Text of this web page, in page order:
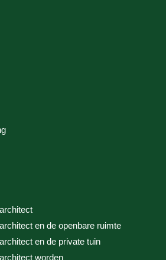
en de openbare ruimte
en de private tuin
worden